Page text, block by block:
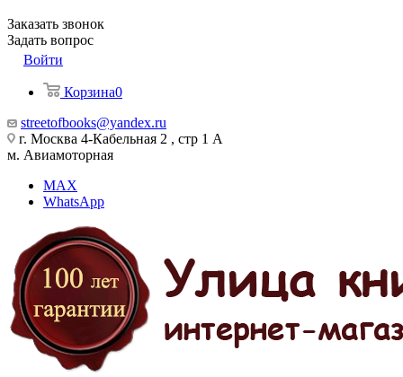
Заказать звонок
Задать вопрос
Войти
Корзина0
streetofbooks@yandex.ru
г. Москва 4-Кабельная 2 , стр 1 А
м. Авиамоторная
MAX
WhatsApp